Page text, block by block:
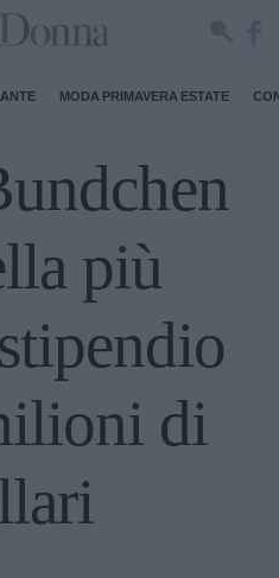
MODA PRIMAVERA ESTATE
più
di